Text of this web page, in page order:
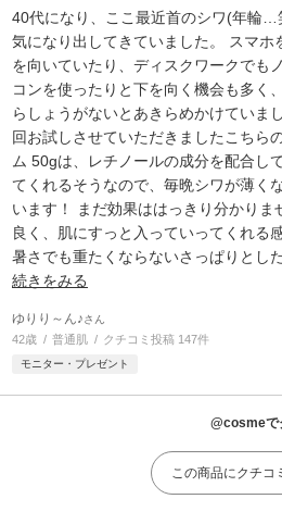
40代になり、ここ最近首のシワ(年輪…
気になり出してきていました。 スマホ
を向いていたり、ディスクワークでも
コンを使ったりと下を向く機会も多く
らしょうがないとあきらめかけていま
回お試しさせていただきましたこちら
ム 50gは、レチノールの成分を配合し
てくれるそうなので、毎晩シワが薄く
います！ まだ効果ははっきり分かりま
良く、肌にすっと入っていってくれる
暑さでも重たくならないさっぱりとし
続きをみる
ゆりり～ん♪さん
42歳 普通肌 クチコミ投稿 147件
モニター・プレゼント
@cosmeで
この商品にクチコ